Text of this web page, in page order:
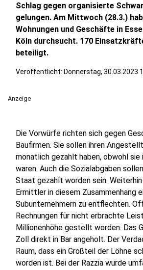
Schlag gegen organisierte
gelungen. Am Mittwoch (28.3.)
Wohnungen und Geschäfte in
Köln durchsucht. 170
beteiligt.
Veröffentlicht: Donnerstag, 30.03.2023
Anzeige
Die Vorwürfe richten sich gegen
Baufirmen. Sie sollen ihren
monatlich gezahlt haben, obwohl
waren. Auch die Sozialabgaben
Staat gezahlt worden sein.
Ermittler in diesem Zusammenhang
Subunternehmern zu entflechten.
Rechnungen für nicht erbrachte
Millionenhöhe gestellt worden. Das
Zoll direkt in Bar angeholt. Der
Raum, dass ein Großteil der Löhne
worden ist. Bei der Razzia wurde